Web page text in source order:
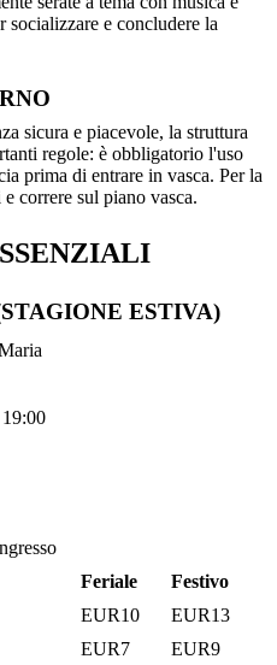
socializzare e concludere la
sicura e piacevole, la struttura
regole: è obbligatorio l'uso
prima di entrare in vasca. Per la
correre sul piano vasca.
ESTIVA)
Feriale
Festivo
EUR10
EUR13
EUR7
EUR9